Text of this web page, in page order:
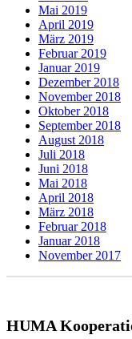
Mai 2019
April 2019
März 2019
Februar 2019
Januar 2019
Dezember 2018
November 2018
Oktober 2018
September 2018
August 2018
Juli 2018
Juni 2018
Mai 2018
April 2018
März 2018
Februar 2018
Januar 2018
November 2017
HUMA